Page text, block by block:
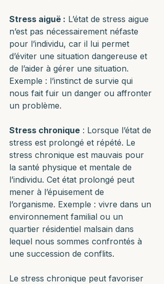
Stress aiguë : L’état de stress aigue
n’est pas nécessairement néfaste
pour l’individu, car il lui permet
d’éviter une situation dangereuse et
de l’aider à gérer une situation.
Exemple : l’instinct de survie qui
nous fait fuir un danger ou affronter
un problème.
Stress chronique : Lorsque l’état de
stress est prolongé et répété. Le
stress chronique est mauvais pour
la santé physique et mentale de
l’individu. Cet état prolongé peut
mener à l’épuisement de
l’organisme. Exemple : vivre dans un
environnement familial ou un
quartier résidentiel malsain dans
lequel nous sommes confrontés à
une succession de conflits.
Le stress chronique peut favoriser